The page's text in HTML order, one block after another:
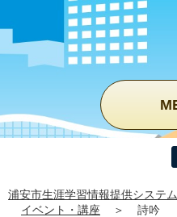
浦安市生涯学習情報提供システ
イベント・講座
＞ 詩吟